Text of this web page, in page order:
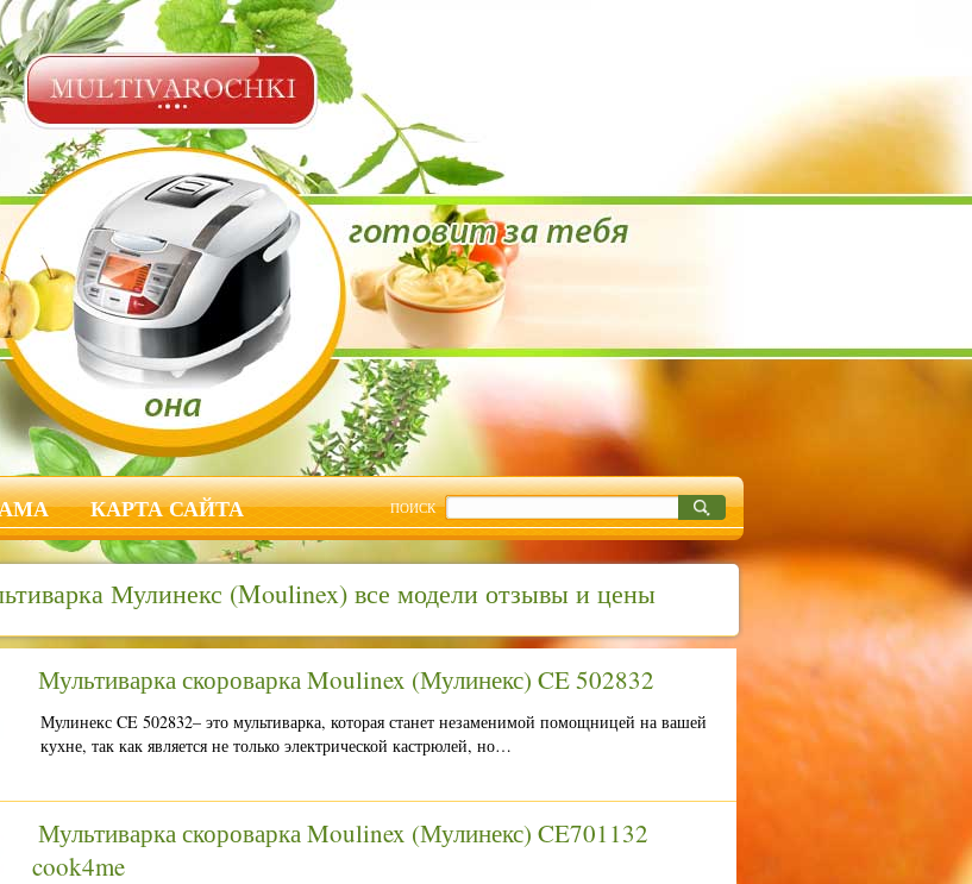
КАРТА САЙТА ПОИСК
Мулинекс (Moulinex) все модели отзывы и цены
Мультиварка скороварка Moulinex (Мулинекс) CE 502832
Мулинекс CE 502832– это мультиварка, которая станет незаменимой помощницей на вашей
кухне, так как является не только электрической кастрюлей, но…
Мультиварка скороварка Moulinex (Мулинекс) CE701132
cook4me